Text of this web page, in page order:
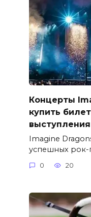
Концерты
купить
выступления
Imagine
успешных рок-
0 20